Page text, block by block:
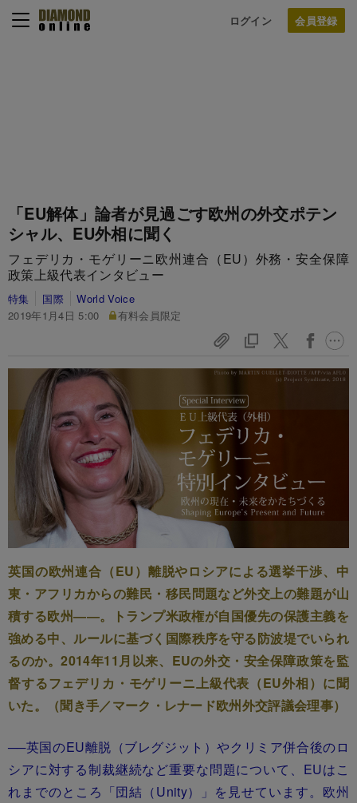
ログイン
「EU解体」論者が見過ごす欧州の外交ポテン
シャル、EU外相に聞く
フェデリカ・モゲリーニ欧州連合（EU）外務・安全保障
政策上級代表インタビュー
特集 国際
World Voice
2019年1月4日 5:00
有料会員限定
英国の欧州連合（EU）離脱やロシアによる選挙干渉、中
東・アフリカからの難民・移民問題など外交上の難題が山
積する欧州――。トランプ米政権が自国優先の保護主義を
強める中、ルールに基づく国際秩序を守る防波堤でいられ
るのか。2014年11月以来、EUの外交・安全保障政策を監
督するフェデリカ・モゲリーニ上級代表（EU外相）に聞
いた。（聞き手／マーク・レナード欧州外交評議会理事）
──英国のEU離脱（ブレグジット）やクリミア併合後のロ
シアに対する制裁継続など重要な問題について、EUはこ
れまでのところ「団結（Unity）」を見せています。欧州